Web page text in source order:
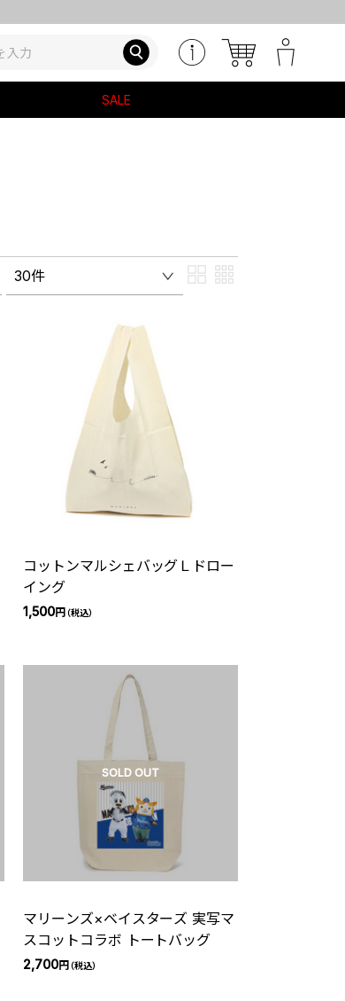
SALE
30件
コットンマルシェバッグＬドロー
イング
1,500円（税込）
SOLD OUT
マリーンズ×ベイスターズ 実写マ
スコットコラボ トートバッグ
2,700円（税込）